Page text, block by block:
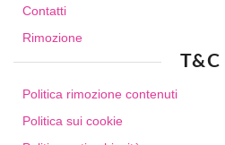
Contatti
Rimozione
T&C
Politica rimozione contenuti
Politica sui cookie